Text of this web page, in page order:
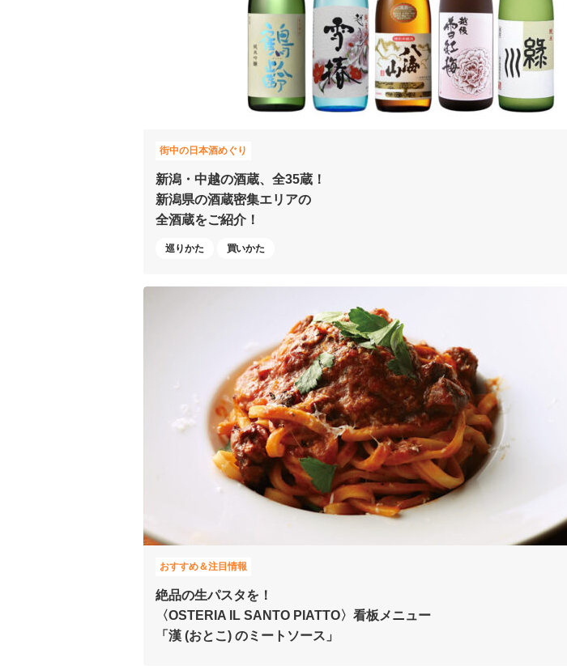
街中の日本酒めぐり
新潟・中越の酒蔵、全35蔵！
新潟県の酒蔵密集エリアの
全酒蔵をご紹介！
巡りかた 買いかた
おすすめ＆注目情報
絶品の生パスタを！
〈OSTERIA IL SANTO PIATTO〉看板メニュー
「漢 (おとこ) のミートソース」